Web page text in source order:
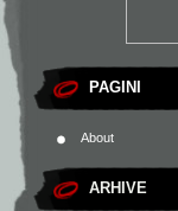
PAGINI
About
ARHIVE